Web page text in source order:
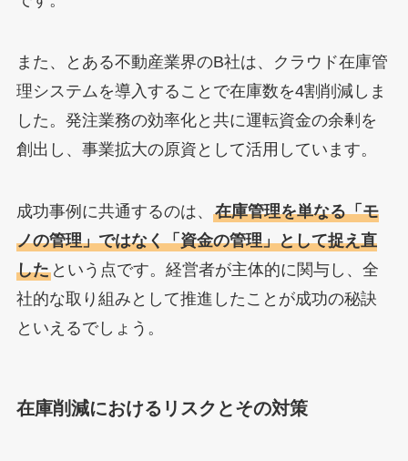
また、とある不動産業界のB社は、クラウド在庫管
理システムを導入することで在庫数を4割削減しま
した。発注業務の効率化と共に運転資金の余剰を
創出し、事業拡大の原資として活用しています。
成功事例に共通するのは、 在庫管理を単なる「モ
ノの管理」ではなく「資金の管理」として捉え直
したという点です。経営者が主体的に関与し、全
社的な取り組みとして推進したことが成功の秘訣
といえるでしょう。
在庫削減におけるリスクとその対策